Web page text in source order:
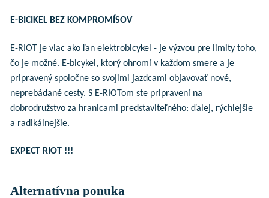
E-BICIKEL BEZ KOMPROMÍSOV
E-RIOT je viac ako ľan elektrobicykel - je výzvou pre limity toho,
čo je možné. E-bicykel, ktorý ohromí v každom smere a je
pripravený spoločne so svojimi jazdcami objavovať nové,
neprebádané cesty. S E-RIOTom ste pripravení na
dobrodružstvo za hranicami predstaviteľného: ďalej, rýchlejšie
a radikálnejšie.
EXPECT RIOT !!!
Alternatívna ponuka